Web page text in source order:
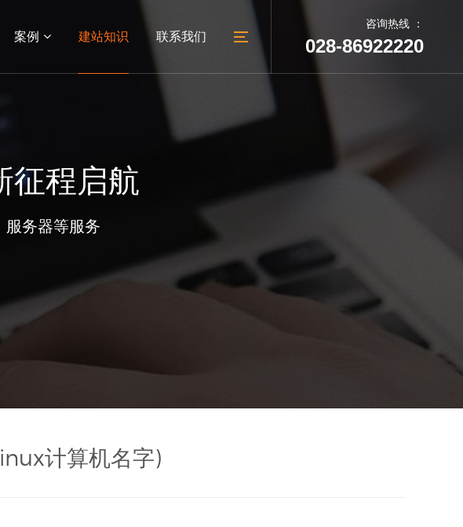
外贸网站建设
案例 建站知识 联系我们
咨询热线 ：
028-86922220
例
广汉做网站
广汉网站设计
06
锦天国际A幢1002号
征程启航
服务器等服务
计算机名字)